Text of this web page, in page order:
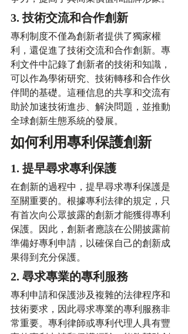
3. 技術交流和合作創新
專利制度不僅為創新者提供了獨家權
利，還促進了技術交流和合作創新。專
利文件中記錄了創新者的技術和知識，
可以作為學術研究、技術轉移和合作伙
伴間的基礎。這種信息的共享和交流有
助於加速技術進步、解決問題，並推動
全球創新生態系統的發展。
如何利用專利保護創新
1. 提早尋求專利保護
在創新的過程中，提早尋求專利保護是
至關重要的。根據專利法律的規定，只
有首次向公眾披露的創新才能獲得專利
保護。因此，創新者應該在公開披露前
準備好專利申請，以確保自己的創新成
果得到充分保護。
2. 尋求專業的專利服務
專利申請和保護涉及複雜的法律程序和
技術要求，因此尋求專業的專利服務非
常重要。專利律師或專利代理人具有豐